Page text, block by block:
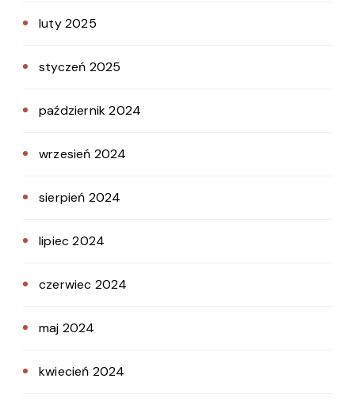
luty 2025
styczeń 2025
październik 2024
wrzesień 2024
sierpień 2024
lipiec 2024
czerwiec 2024
maj 2024
kwiecień 2024